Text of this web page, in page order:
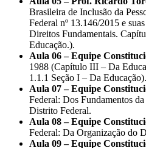
Brasileira de Inclusão da
Federal nº 13.146/2015 e
Direitos Fundamentais.
Educação.).
Aula 06 – Equipe
1988 (Capítulo III – Da
1.1.1 Seção I – Da Educação).
Aula 07 – Equipe
Federal: Dos Fundamentos
Distrito Federal.
Aula 08 – Equipe
Federal: Da Organização do
Aula 09 – Equipe